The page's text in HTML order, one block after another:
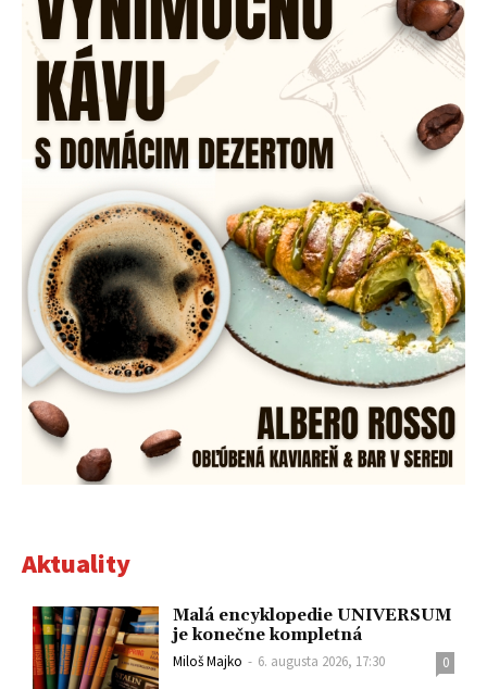
Aktuality
Malá encyklopedie UNIVERSUM
je konečne kompletná
Miloš Majko - 6. augusta 2026, 17:30 0